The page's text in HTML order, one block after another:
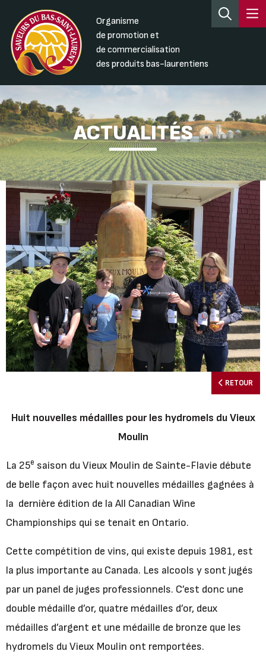
Organisme
de promotion et
de commercialisation
des produits bas-laurentiens
ACTUALITÉS
RETOUR
Huit nouvelles médailles pour les hydromels du Vieux
Moulin
La 25e saison du Vieux Moulin de Sainte-Flavie débute
de belle façon avec huit nouvelles médailles gagnées à
la dernière édition de la All Canadian Wine
Championships qui se tenait en Ontario.
Cette compétition de vins, qui existe depuis 1981, est
la plus importante au Canada. Les alcools y sont jugés
par un panel de juges professionnels. C’est donc une
double médaille d’or, quatre médailles d’or, deux
médailles d’argent et une médaille de bronze que les
hydromels du Vieux Moulin ont remportées.